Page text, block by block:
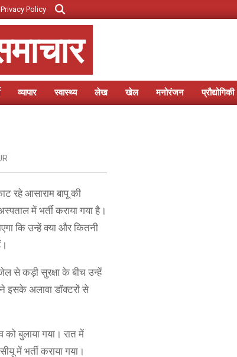
Privacy Policy
Search
व्यापार स्वास्थ्य लेख खेल मनोरंजन प्रौद्योगिकी
रहे आसाराम बापू की
में भर्ती कराया गया है।
कि उन्हें क्या और कितनी
से कड़ी सुरक्षा के बीच उन्हें
इसके अलावा डॉक्टरों से
बुलाया गया। रात में
में भर्ती कराया गया।